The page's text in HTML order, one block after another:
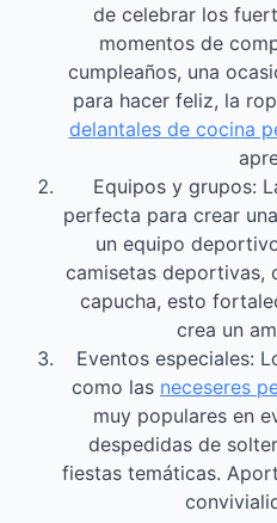
de celebrar los
momentos de
cumpleaños, una
para hacer feliz, la
delantales de cocina
Equipos y grupos:
perfecta para crear
un equipo
camisetas deportivas,
capucha, esto
crea un
Eventos especiales:
como las neceseres
muy populares en
despedidas de
fiestas temáticas.